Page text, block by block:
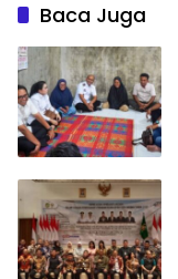
Baca Juga